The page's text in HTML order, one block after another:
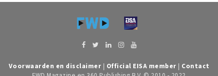
Voorwaarden en disclaimer | Official EISA member | Contact